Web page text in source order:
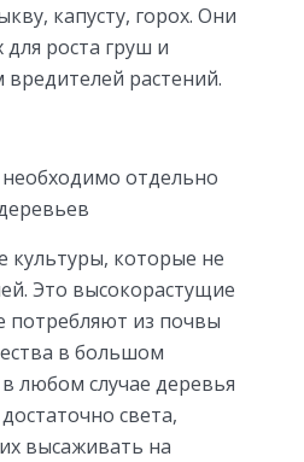
капусту, горох. Они
для роста груш и
вредителей растений.
отдельно
культуры, которые не
Это высокорастущие
потребляют из почвы
в большом
любом случае деревья
света,
высаживать на